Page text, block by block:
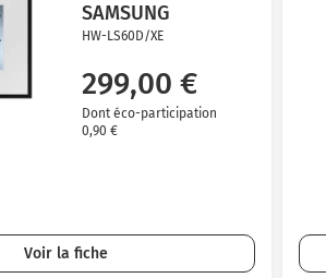
SAMSUNG
HW-LS60D/XE
299,00 €
Dont éco-participation
0,90 €
Voir la fiche